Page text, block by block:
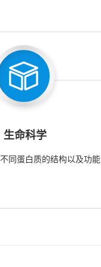
生命科学
同蛋白质的结构以及功能